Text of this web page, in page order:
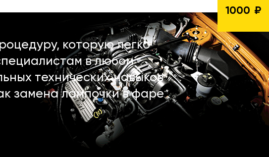
которую легко
в любом
технических навыков
замена лампочки в фаре
1000